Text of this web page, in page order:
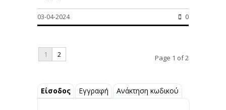
03-04-2024 0
1 2 Page 1 of 2
Είσοδος Εγγραφή Ανάκτηση κωδικού